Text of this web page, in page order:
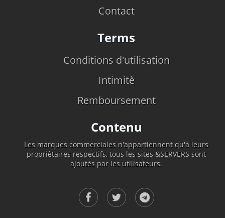
Contact
Terms
Conditions d'utilisation
Intimitè
Remboursement
Contenu
Les marques commerciales n'appartiennent qu'à leurs
propriètaires respectifs, tous les sites &SERVERS sont
ajoutès par les utilisateurs.